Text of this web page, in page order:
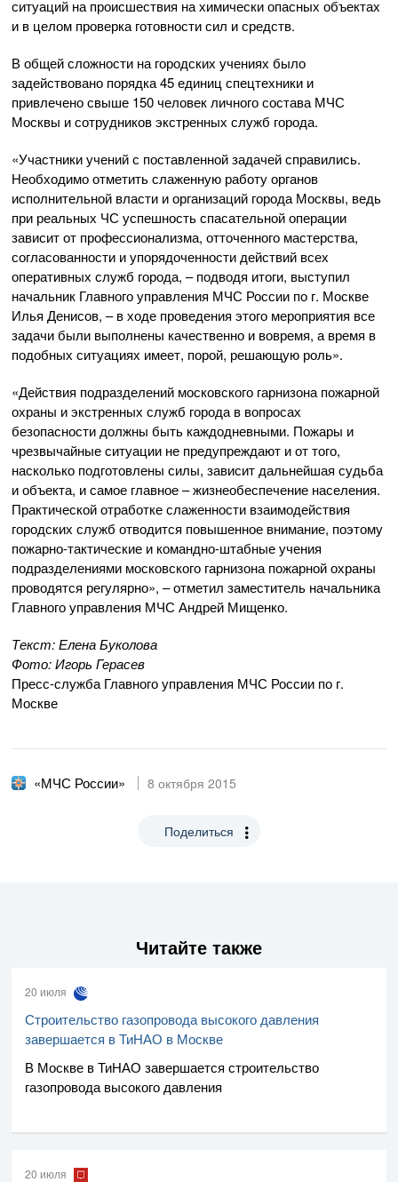
ситуаций на происшествия на химически опасных объектах
и в целом проверка готовности сил и средств.
В общей сложности на городских учениях было
задействовано порядка 45 единиц спецтехники и
привлечено свыше 150 человек личного состава МЧС
Москвы и сотрудников экстренных служб города.
«Участники учений с поставленной задачей справились.
Необходимо отметить слаженную работу органов
исполнительной власти и организаций города Москвы, ведь
при реальных ЧС успешность спасательной операции
зависит от профессионализма, отточенного мастерства,
согласованности и упорядоченности действий всех
оперативных служб города, – подводя итоги, выступил
начальник Главного управления МЧС России по г. Москве
Илья Денисов, – в ходе проведения этого мероприятия все
задачи были выполнены качественно и вовремя, а время в
подобных ситуациях имеет, порой, решающую роль».
«Действия подразделений московского гарнизона пожарной
охраны и экстренных служб города в вопросах
безопасности должны быть каждодневными. Пожары и
чрезвычайные ситуации не предупреждают и от того,
насколько подготовлены силы, зависит дальнейшая судьба
и объекта, и самое главное – жизнеобеспечение населения.
Практической отработке слаженности взаимодействия
городских служб отводится повышенное внимание, поэтому
пожарно-тактические и командно-штабные учения
подразделениями московского гарнизона пожарной охраны
проводятся регулярно», – отметил заместитель начальника
Главного управления МЧС Андрей Мищенко.
Текст: Елена Буколова
Фото: Игорь Герасев
Пресс-служба Главного управления МЧС России по г.
Москве
«МЧС России» 8 октября 2015
Поделиться
Читайте также
20 июля
Строительство газопровода высокого давления
завершается в ТиНАО в Москве
В Москве в ТиНАО завершается строительство
газопровода высокого давления
20 июля